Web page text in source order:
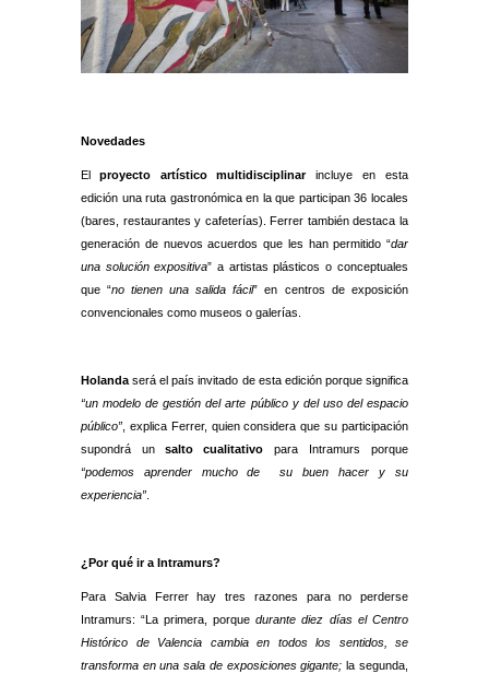
Novedades
El proyecto artístico multidisciplinarincluye en esta
edición una ruta gastronómica en la que participan 36 locales
(bares, restaurantes y cafeterías). Ferrer también destaca la
generación de nuevos acuerdos que les han permitido “dar
una solución expositiva” a artistas plásticos o conceptuales
que “no tienen una salida fácil” en centros de exposición
convencionales como museos o galerías.
Holandaserá el país invitado de esta edición porque significa
“un modelo de gestión del arte público y del uso del espacio
público”, explica Ferrer, quien considera que su participación
supondrá un salto cualitativo para Intramurs porque
“podemos aprender mucho de su
buen hacer y su
experiencia”.
¿Por qué ir a Intramurs?
Para Salvia Ferrer hay tres razones para no perderse
Intramurs: “La primera, porque durante diez días el Centro
Histórico de Valencia cambia en todos los sentidos, se
transforma en una sala de exposiciones gigante; la segunda,